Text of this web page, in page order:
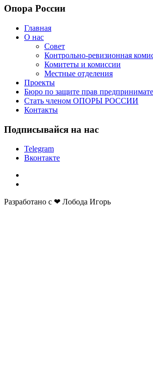
Опора России
Главная
О нас
Совет
Контрольно-ревизионная
Комитеты и комиссии
Местные отделения
Проекты
Бюро по защите прав
Стать членом ОПОРЫ РОССИИ
Контакты
Подписывайся на нас
Telegram
Вконтакте
Разработано с ❤ Лобода Игорь